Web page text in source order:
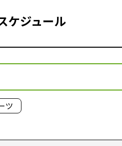
ケジュール
ツ